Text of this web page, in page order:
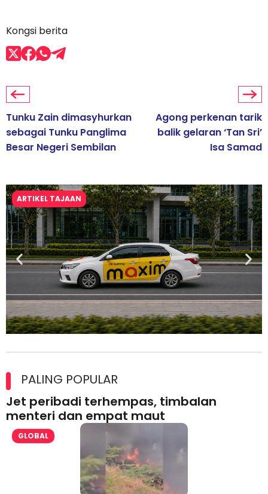
Kongsi berita
Tunku Zain dimasyhurkan
sebagai Tunku Panglima
Besar Negeri Sembilan
Agong perkenan tarik
balik gelaran ‘Tan Sri’
Isa Samad
ARTIKEL TAJAAN
lesen separuh pertama 2026
PALING POPULAR
Jet peribadi terhempas, timbalan
menteri dan empat maut
GLOBAL